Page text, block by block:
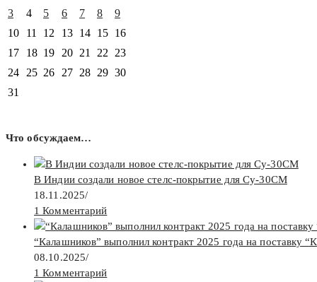
3
4 5 6 7 8
9
10
11 12 13 14 15 16
17
18 19 20 21 22
23
24
25 26 27 28 29 30
31
Что обсуждаем…
В Индии создали новое стелс-покрытие для Су-30СМ
18.11.2025/
1 Комментарий
“Калашников” выполнил контракт 2025 года на поставку
08.10.2025/
1 Комментарий